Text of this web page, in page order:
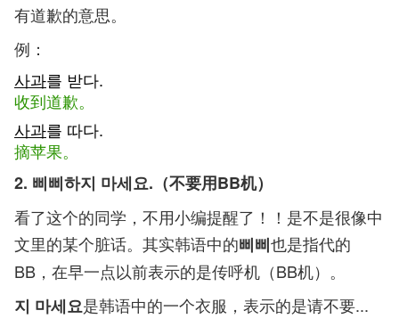
有道歉的意思。
例：
사과를 받다.
收到道歉。
사과를 따다.
摘苹果。
2. 삐삐하지 마세요.（不要用BB机）
看了这个的同学，不用小编提醒了！！是不是很像中
文里的某个脏话。其实韩语中的삐삐也是指代的
BB，在早一点以前表示的是传呼机（BB机）。
지 마세요是韩语中的一个衣服，表示的是请不要...